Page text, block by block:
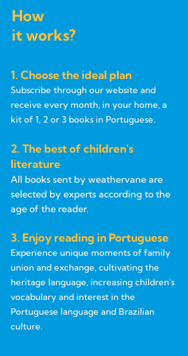
How
it works?
1. Choose the ideal plan
Subscribe through our website and
receive every month, in your home, a
kit of 1, 2 or 3 books in Portuguese.
2. The best of children's
literature
All books sent by weathervane are
selected by experts according to the
age of the reader.
3. Enjoy reading in Portuguese
Experience unique moments of family
union and exchange, cultivating the
heritage language, increasing children's
vocabulary and interest in the
Portuguese language and Brazilian
culture.